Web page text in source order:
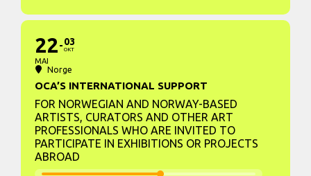
22
MAI
03
OKT
Norge
OCA’S INTERNATIONAL SUPPORT
FOR NORWEGIAN AND NORWAY-BASED
ARTISTS, CURATORS AND OTHER ART
PROFESSIONALS WHO ARE INVITED TO
PARTICIPATE IN EXHIBITIONS OR PROJECTS
ABROAD